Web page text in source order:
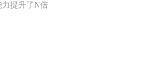
提升了N倍